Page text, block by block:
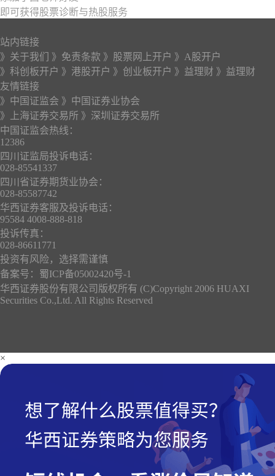
即可获得股票诊断与热股服务
站内链接
》关于我们
》免责条款 》股票网上开户 》A股开户
》科创板开户 》港股开户 》创业板开户 》益理财 》益理财
友情链接
》中国证监会 》中国证券业协会
》上海证券交易所 》深圳证券交易所
中国证监会热线：
12386
四川证监局投诉电话：
028-85541337
四川省证券期货业协会：
028-85587742
华西证券客服及投诉电话：
95584 4008-888-818
投诉传真：
028-86611771
投资有风险，选择需谨慎
备案号： 蜀ICP备05002420号-1
华西证券股份有限公司版权所有 (C)Copyright 2006 HUAXI
Securities Co.,Ltd. All Rights Reserved
×